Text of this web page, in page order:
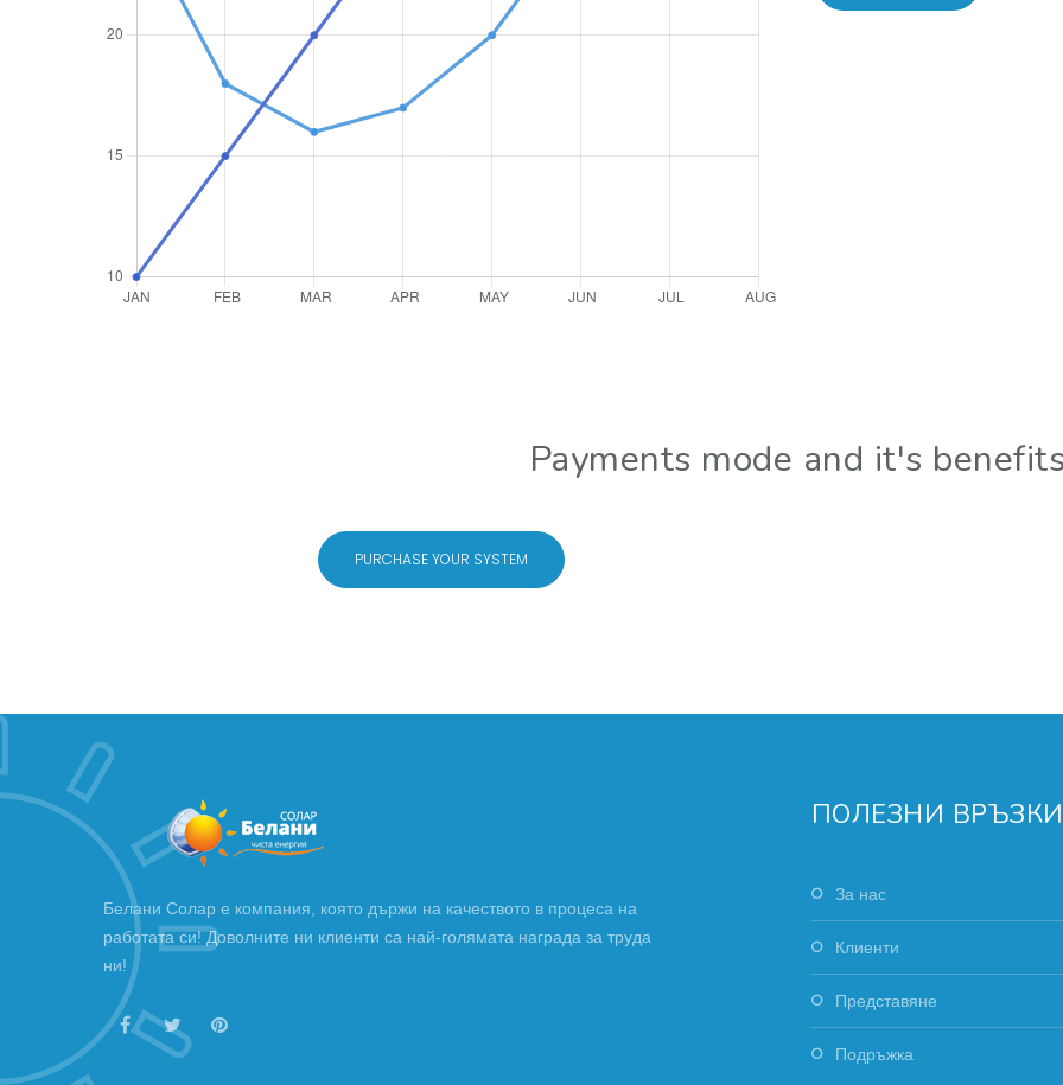
Payments mode and it's
PURCHASE YOUR SYSTEM
Белани Солар е компания, която държи на качеството в процеса на
работата си! Доволните ни клиенти са най-голямата награда за труда
ни!
ПОЛЕЗНИ ВРЪЗКИ
За нас
Клиенти
Представяне
Подръжка